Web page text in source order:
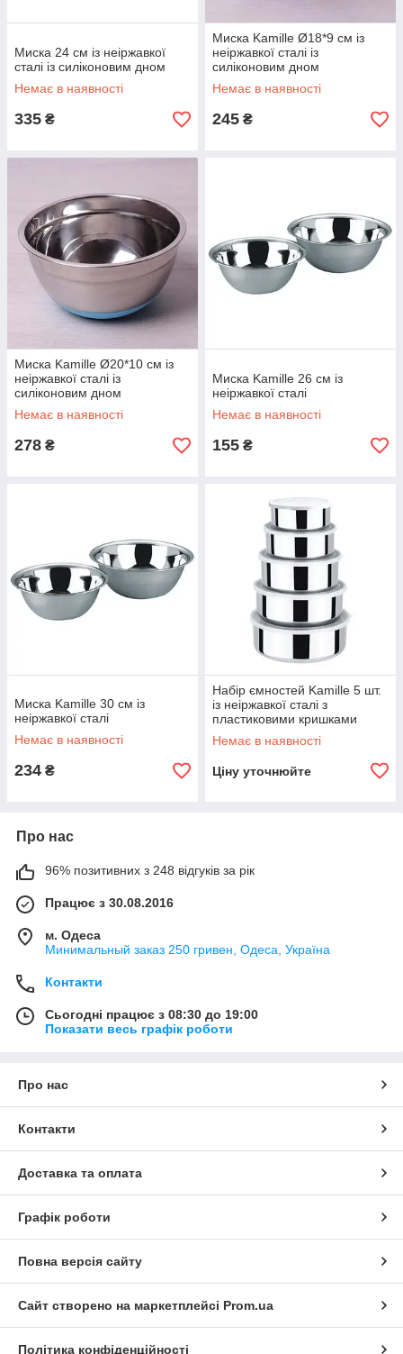
Миска 24 см із неіржавкої
сталі із силіконовим дном
Немає в наявності
335 ₴
Миска Kamille Ø18*9 см із
неіржавкої сталі із
силіконовим дном
Немає в наявності
245 ₴
Миска Kamille Ø20*10 см із
неіржавкої сталі із
силіконовим дном
Немає в наявності
278 ₴
Миска Kamille 26 см із
неіржавкої сталі
Немає в наявності
155 ₴
Миска Kamille 30 см із
неіржавкої сталі
Немає в наявності
234 ₴
Набір ємностей Kamille 5 шт.
із неіржавкої сталі з
пластиковими кришками
Немає в наявності
Ціну уточнюйте
Про нас
96% позитивних з 248 відгуків за рік
Працює з 30.08.2016
м. Одеса
Минимальный заказ 250 гривен, Одеса, Україна
Контакти
Сьогодні працює з 08:30 до 19:00
Показати весь графік роботи
Про нас
Контакти
Доставка та оплата
Графік роботи
Повна версія сайту
Сайт створено на маркетплейсі Prom.ua
Політика конфіденційності